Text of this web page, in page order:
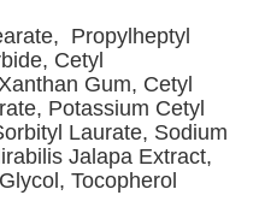
Propylheptyl
Cetyl
Gum, Cetyl
Potassium Cetyl
Laurate, Sodium
Jalapa Extract,
Tocopherol